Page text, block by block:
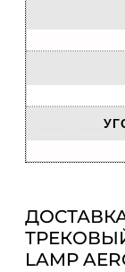
LAMP